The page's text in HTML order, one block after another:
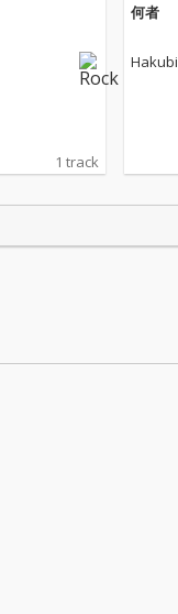
1 track
何者
Hakubi